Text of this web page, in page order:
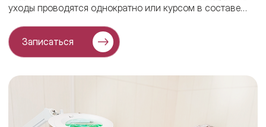
уходы проводятся однократно или курсом в составе
недостатков: пигментация, морщины, сосудистая
сеточка, анке/постакне и др.
Записаться